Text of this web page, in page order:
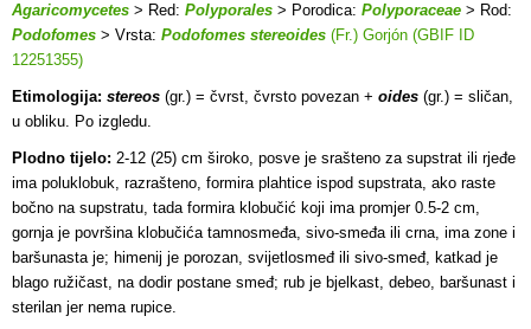
Agaricomycetes > Red: Polyporales > Porodica: Polyporaceae > Rod:
Podofomes > Vrsta: Podofomes stereoides (Fr.) Gorjón (GBIF ID
12251355)
Etimologija: stereos (gr.) = čvrst, čvrsto povezan + oides (gr.) = sličan,
u obliku. Po izgledu.
Plodno tijelo: 2-12 (25) cm široko, posve je srašteno za supstrat ili rjeđe
ima poluklobuk, razrašteno, formira plahtice ispod supstrata, ako raste
bočno na supstratu, tada formira klobučić koji ima promjer 0.5-2 cm,
gornja je površina klobučića tamnosmeđa, sivo-smeđa ili crna, ima zone i
baršunasta je; himenij je porozan, svijetlosmeđ ili sivo-smeđ, katkad je
blago ružičast, na dodir postane smeđ; rub je bjelkast, debeo, baršunast i
sterilan jer nema rupice.